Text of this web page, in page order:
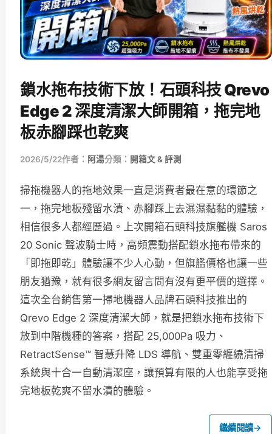
鎖水拖布技術下放！石頭科技 Qrevo
Edge 2 深度清潔大師開箱，拖完地
板赤腳踩也乾爽
2026/5/22作者： 阿湯分類： 開箱文 & 評測
掃拖機器人的拖地效果一直是消費者最在意的環節之
一，拖完地板殘留水漬、赤腳踩上去濕濕黏黏的體驗，
相信很多人都經歷過。上次開箱石頭科技旗艦機 Saros
20 Sonic 聲波騎士時，高頻震動搭配鎖水拖布帶來的
「即拖即乾」體驗讓不少人心動，但旗艦價格也讓一些
朋友猶豫，就有很多網友留言問有沒有更平價的選擇。
這次全台銷售第一掃地機器人品牌石頭科技推出的
Qrevo Edge 2 深度清潔大師，就是把鎖水拖布技術下
放到中階機種的答案，搭配 25,000Pa 吸力、
RetractSense™ 智慧升降 LDS 導航、雙重零纏繞清掃
系統與十合一自動清潔座，讓預算有限的人也能享受拖
完地板乾爽不留水漬的體驗。
繼續閱讀→